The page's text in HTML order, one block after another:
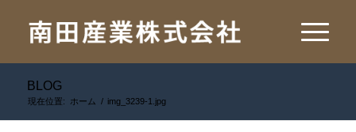
BLOG
現在位置: ホーム / img_3239-1.jpg